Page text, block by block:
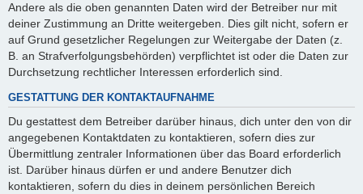
Andere als die oben genannten Daten wird der Betreiber nur mit
deiner Zustimmung an Dritte weitergeben. Dies gilt nicht, sofern er
auf Grund gesetzlicher Regelungen zur Weitergabe der Daten (z.
B. an Strafverfolgungsbehörden) verpflichtet ist oder die Daten zur
Durchsetzung rechtlicher Interessen erforderlich sind.
GESTATTUNG DER KONTAKTAUFNAHME
Du gestattest dem Betreiber darüber hinaus, dich unter den von dir
angegebenen Kontaktdaten zu kontaktieren, sofern dies zur
Übermittlung zentraler Informationen über das Board erforderlich
ist. Darüber hinaus dürfen er und andere Benutzer dich
kontaktieren, sofern du dies in deinem persönlichen Bereich